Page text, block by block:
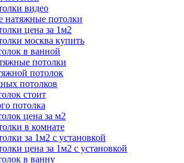
видео
натяжные потолки
цена за 1м2
москва купить
в ванной
потолки
потолок
потолков
стоит
потолка
цена за м2
в комнате
за 1м2 с установкой
цена за 1м2 с установкой
в ванну